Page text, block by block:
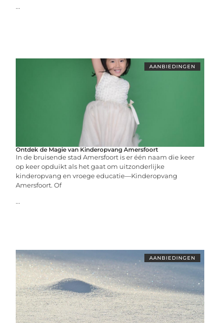
...
AANBIEDINGEN
Ontdek de Magie van Kinderopvang Amersfoort
In de bruisende stad Amersfoort is er één naam die keer
op keer opduikt als het gaat om uitzonderlijke
kinderopvang en vroege educatie—Kinderopvang
Amersfoort. Of
...
AANBIEDINGEN